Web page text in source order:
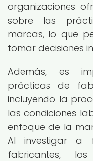
organizaciones
sobre las
marcas, lo que
tomar decisiones
Además, es
prácticas de
incluyendo la
las condiciones
enfoque de la
Al investigar a
fabricantes,